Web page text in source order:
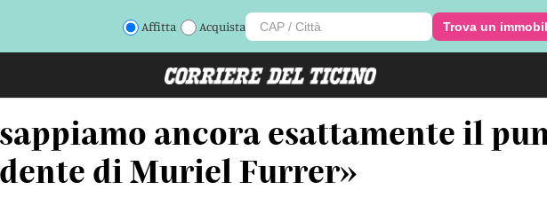
Affitta Acquista Trova un
ancora esattamente il
di Muriel Furrer»